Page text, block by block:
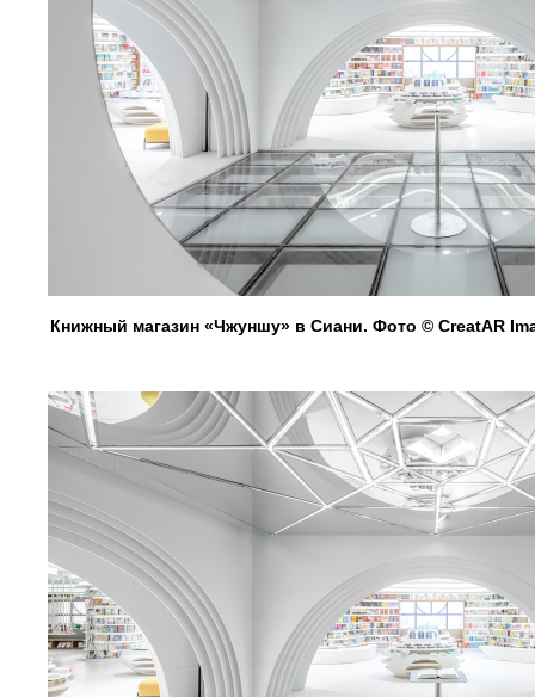
Книжный магазин «Чжуншу» в Сиани. Фото © CreatAR